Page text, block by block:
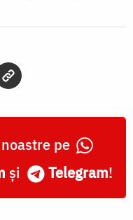
pe
și Telegram!